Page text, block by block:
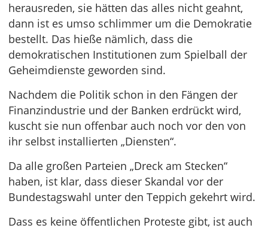
herausreden, sie hätten das alles nicht geahnt,
dann ist es umso schlimmer um die Demokratie
bestellt. Das hieße nämlich, dass die
demokratischen Institutionen zum Spielball der
Geheimdienste geworden sind.
Nachdem die Politik schon in den Fängen der
Finanzindustrie und der Banken erdrückt wird,
kuscht sie nun offenbar auch noch vor den von
ihr selbst installierten „Diensten“.
Da alle großen Parteien „Dreck am Stecken“
haben, ist klar, dass dieser Skandal vor der
Bundestagswahl unter den Teppich gekehrt wird.
Dass es keine öffentlichen Proteste gibt, ist auch